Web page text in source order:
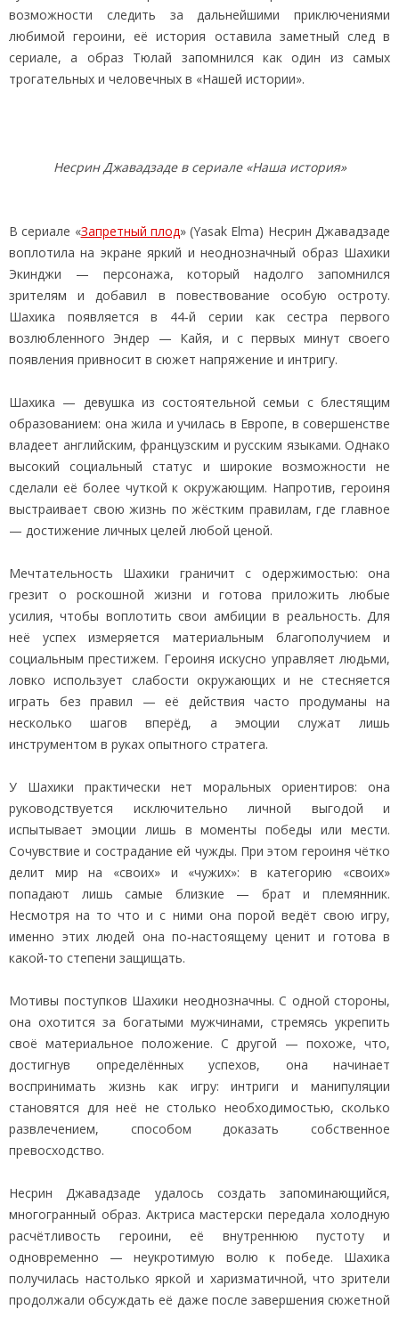
возможности следить за дальнейшими приключениями
любимой героини, её история оставила заметный след в
сериале, а образ Тюлай запомнился как один из самых
трогательных и человечных в «Нашей истории».
Несрин Джавадзаде в сериале «Наша история»
В сериале «Запретный плод» (Yasak Elma) Несрин Джавадзаде
воплотила на экране яркий и неоднозначный образ Шахики
Экинджи — персонажа, который надолго запомнился
зрителям и добавил в повествование особую остроту.
Шахика появляется в 44‑й серии как сестра первого
возлюбленного Эндер — Кайя, и с первых минут своего
появления привносит в сюжет напряжение и интригу.
Шахика — девушка из состоятельной семьи с блестящим
образованием: она жила и училась в Европе, в совершенстве
владеет английским, французским и русским языками. Однако
высокий социальный статус и широкие возможности не
сделали её более чуткой к окружающим. Напротив, героиня
выстраивает свою жизнь по жёстким правилам, где главное
— достижение личных целей любой ценой.
Мечтательность Шахики граничит с одержимостью: она
грезит о роскошной жизни и готова приложить любые
усилия, чтобы воплотить свои амбиции в реальность. Для
неё успех измеряется материальным благополучием и
социальным престижем. Героиня искусно управляет людьми,
ловко использует слабости окружающих и не стесняется
играть без правил — её действия часто продуманы на
несколько шагов вперёд, а эмоции служат лишь
инструментом в руках опытного стратега.
У Шахики практически нет моральных ориентиров: она
руководствуется исключительно личной выгодой и
испытывает эмоции лишь в моменты победы или мести.
Сочувствие и сострадание ей чужды. При этом героиня чётко
делит мир на «своих» и «чужих»: в категорию «своих»
попадают лишь самые близкие — брат и племянник.
Несмотря на то что и с ними она порой ведёт свою игру,
именно этих людей она по‑настоящему ценит и готова в
какой‑то степени защищать.
Мотивы поступков Шахики неоднозначны. С одной стороны,
она охотится за богатыми мужчинами, стремясь укрепить
своё материальное положение. С другой — похоже, что,
достигнув определённых успехов, она начинает
воспринимать жизнь как игру: интриги и манипуляции
становятся для неё не столько необходимостью, сколько
развлечением, способом доказать собственное
превосходство.
Несрин Джавадзаде удалось создать запоминающийся,
многогранный образ. Актриса мастерски передала холодную
расчётливость героини, её внутреннюю пустоту и
одновременно — неукротимую волю к победе. Шахика
получилась настолько яркой и харизматичной, что зрители
продолжали обсуждать её даже после завершения сюжетной